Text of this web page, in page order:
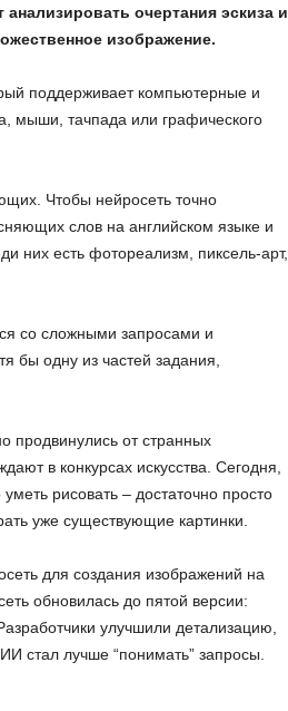
очертания эскиза и
изображение.
поддерживает компьютерные и
мыши, тачпада или графического
Чтобы нейросеть точно
слов на английском языке и
них есть фотореализм, пиксель-арт,
со сложными запросами и
бы одну из частей задания,
продвинулись от странных
в конкурсах искусства. Сегодня,
рисовать – достаточно просто
уже существующие картинки.
для создания изображений на
обновилась до пятой версии:
улучшили детализацию,
стал лучше “понимать” запросы.